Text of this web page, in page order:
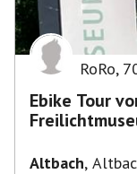
RoRo,
Ebike Tour
Altbach,